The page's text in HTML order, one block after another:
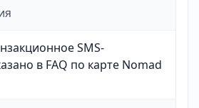
SMS-
в FAQ по карте Nomad